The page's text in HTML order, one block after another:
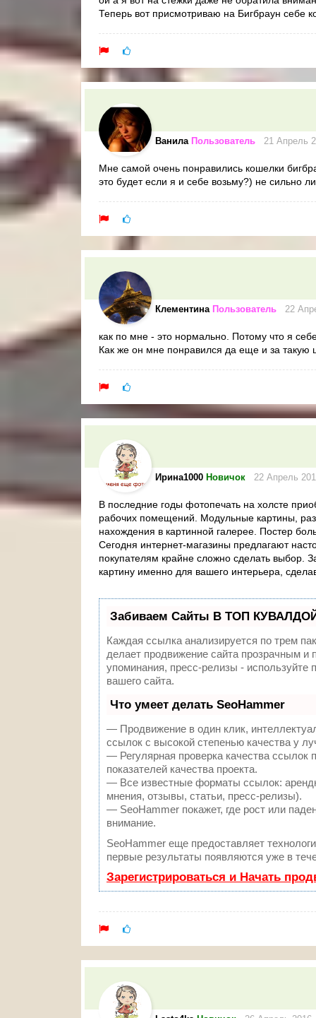
Теперь вот присмотриваю на Бигбраун себе
Ванила Пользователь 21 Апрель
Мне самой очень понравились кошелки
это будет если я и себе возьму?) не сильно
Клементина Пользователь 22
как по мне - это нормально. Потому что я
Как же он мне понравился да еще и за такую
Ирина1000 Новичок 22 Апрель
В последние годы фотопечать на холсте
рабочих помещений. Модульные картины,
нахождения в картинной галерее. Постер
Сегодня интернет-магазины предлагают
покупателям крайне сложно сделать выбор.
картину именно для вашего интерьера,
Забиваем Сайты В ТОП КУВАЛДОЙ
Каждая ссылка анализируется по трем
делает продвижение сайта прозрачным
упоминания, пресс-релизы -
вашего сайта.
Что умеет делать SeoHammer
— Продвижение в один клик,
ссылок с высокой степенью качества у
— Регулярная проверка качества ссылок
показателей качества проекта.
— Все известные форматы ссылок:
мнения, отзывы, статьи, пресс-релизы).
— SeoHammer покажет, где рост или
внимание.
SeoHammer еще предоставляет
первые результаты появляются уже в
Зарегистрироваться и Начать